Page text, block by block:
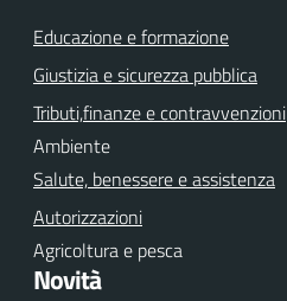
Educazione e formazione
Giustizia e sicurezza pubblica
Tributi,finanze e contravvenzioni
Ambiente
Salute, benessere e assistenza
Autorizzazioni
Agricoltura e pesca
Novità